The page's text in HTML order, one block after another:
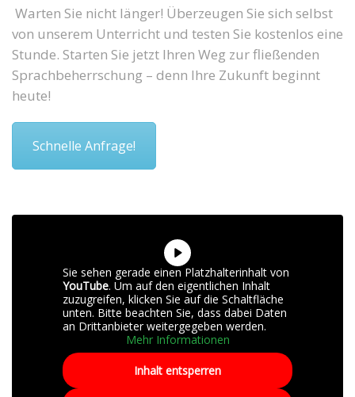
Warten Sie nicht länger! Überzeugen Sie sich selbst
von unserem Unterricht und testen Sie kostenlos eine
Stunde. Starten Sie jetzt Ihren Weg zur fließenden
Sprachbeherrschung – denn Ihre Zukunft beginnt
heute!
Schnelle Anfrage!
Sie sehen gerade einen Platzhalterinhalt von
YouTube. Um auf den eigentlichen Inhalt
zuzugreifen, klicken Sie auf die Schaltfläche
unten. Bitte beachten Sie, dass dabei Daten
an Drittanbieter weitergegeben werden.
Mehr Informationen
Inhalt entsperren